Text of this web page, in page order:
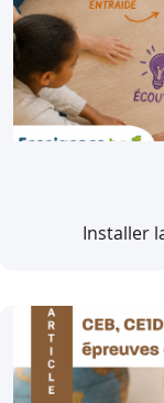
Installer